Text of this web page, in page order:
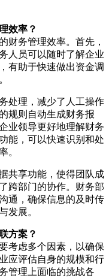
效率？
财务管理效率。首先，
人员可以随时了解企业
有助于快速做出资金调
处理，减少了人工操作
规则自动生成财务报
业领导更好地理解财务
能，可以快速识别和处
。
共享功能，使得团队成
跨部门的协作。财务部
通，确保信息的及时传
发展。
方案？
考虑多个因素，以确保
应评估自身的规模和行
管理上面临的挑战各